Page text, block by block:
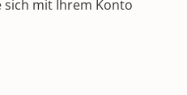
sich mit Ihrem Konto